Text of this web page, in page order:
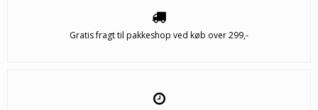
Gratis fragt til pakkeshop ved køb over 299,-